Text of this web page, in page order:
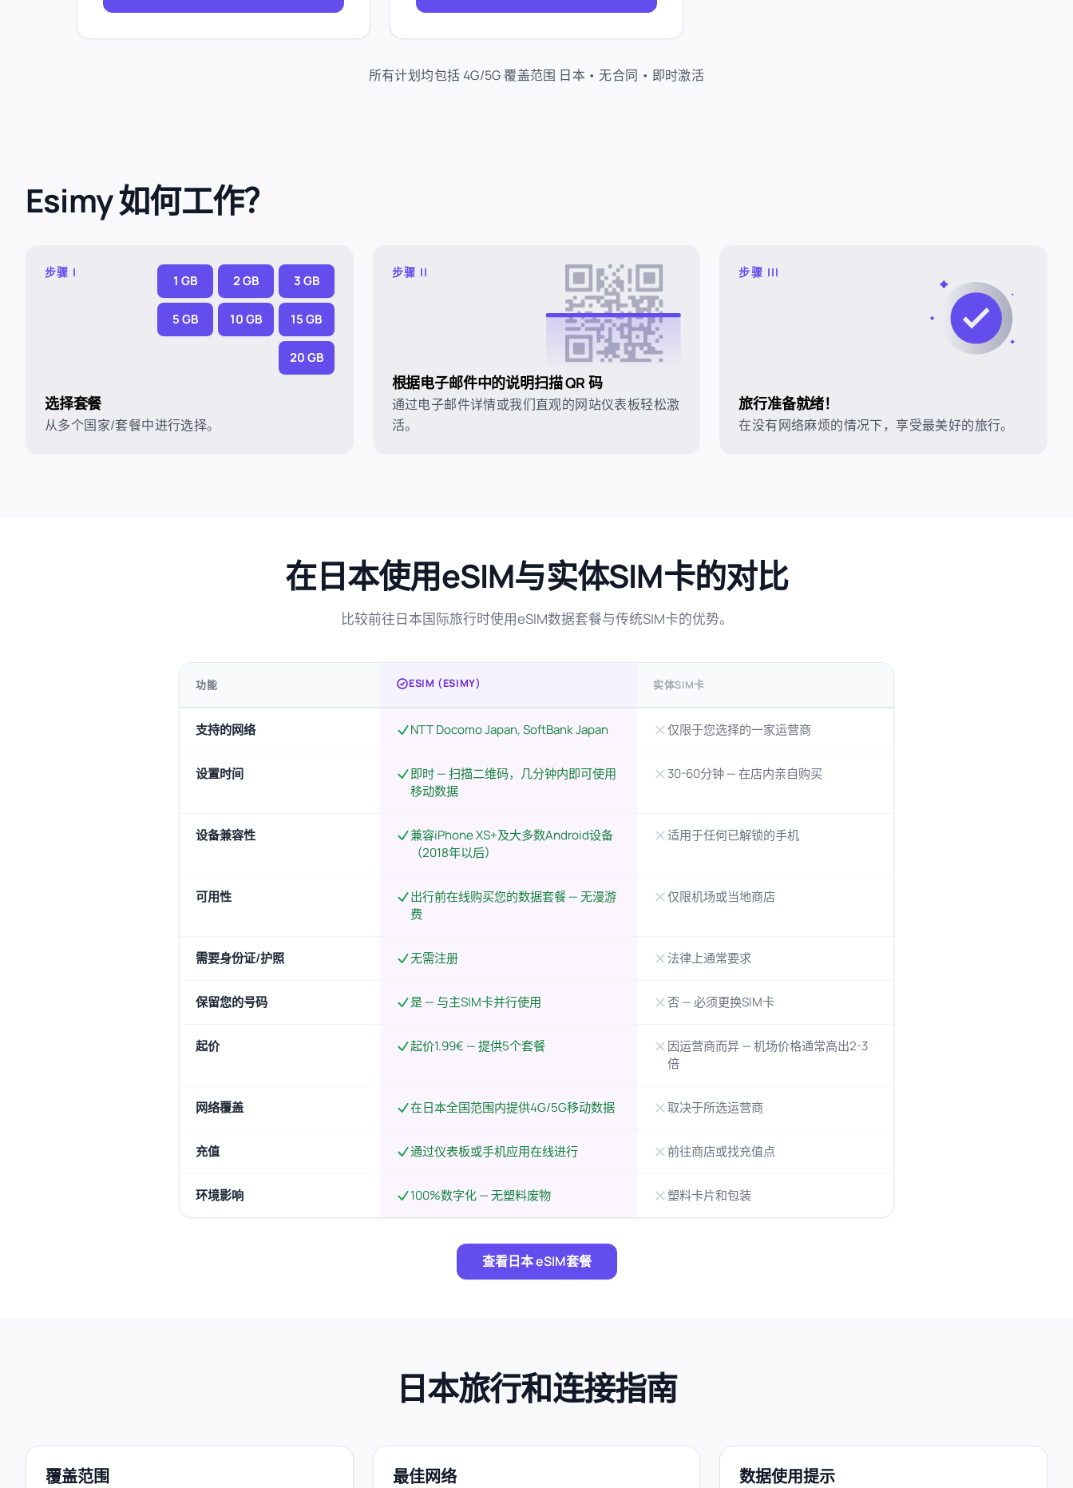
所有计划均包括 4G/5G 覆盖范围 日本 • 无合同 • 即时激活
Esimy 如何工作？
步骤 I
1 GB 2 GB 3 GB
5 GB 10 GB 15 GB
20 GB
选择套餐
从多个国家/套餐中进行选择。
步骤 II
根据电子邮件中的说明扫描 QR 码
通过电子邮件详情或我们直观的网站仪表板轻松激
活。
步骤 III
旅行准备就绪！
在没有网络麻烦的情况下，享受最美好的旅行。
在日本使用eSIM与实体SIM卡的对比
比较前往日本国际旅行时使用eSIM数据套餐与传统SIM卡的优势。
功能 ESIM (ESIMY) 实体SIM卡
支持的网络 NTT Docomo Japan, SoftBank Japan 仅限于您选择的一家运营商
设置时间
即时 — 扫描二维码，几分钟内即可使用
移动数据
30-60分钟 — 在店内亲自购买
设备兼容性
兼容iPhone XS+及大多数Android设备
（2018年以后）
适用于任何已解锁的手机
可用性
出行前在线购买您的数据套餐 — 无漫游
费
仅限机场或当地商店
需要身份证/护照 无需注册 法律上通常要求
保留您的号码 是 — 与主SIM卡并行使用 否 — 必须更换SIM卡
起价 起价1.99€ — 提供5个套餐
因运营商而异 — 机场价格通常高出2-3
倍
网络覆盖 在日本全国范围内提供4G/5G移动数据 取决于所选运营商
充值 通过仪表板或手机应用在线进行 前往商店或找充值点
环境影响 100%数字化 — 无塑料废物 塑料卡片和包装
查看日本 eSIM套餐
日本旅行和连接指南
覆盖范围 最佳网络 数据使用提示